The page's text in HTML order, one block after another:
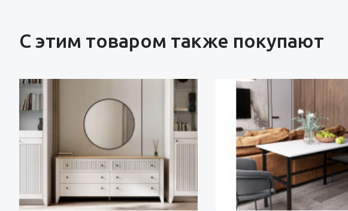
С этим товаром также покупают